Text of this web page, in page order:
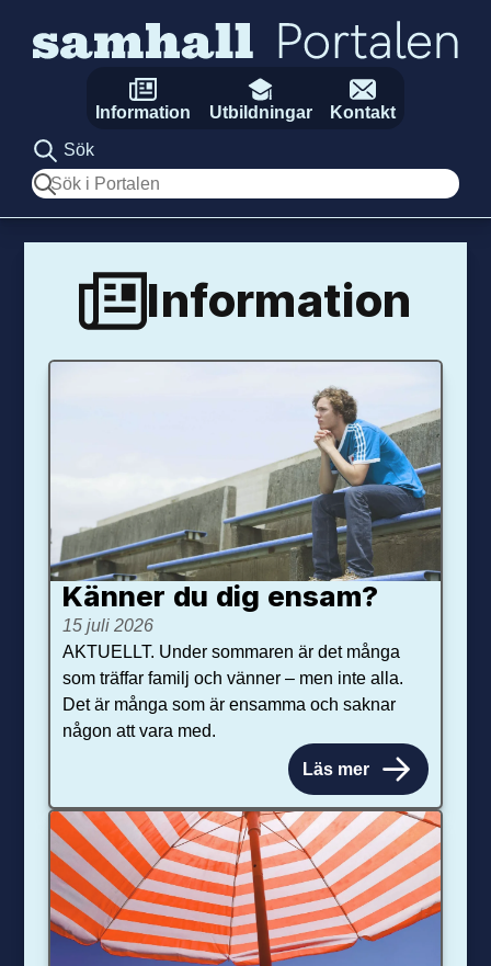
Information Utbildningar
Kontakt
Sök
Sök
Information
Känner du dig ensam?
15 juli 2026
AKTUELLT. Under sommaren är det många
som träffar familj och vänner – men inte alla.
Det är många som är ensamma och saknar
någon att vara med.
Läs mer